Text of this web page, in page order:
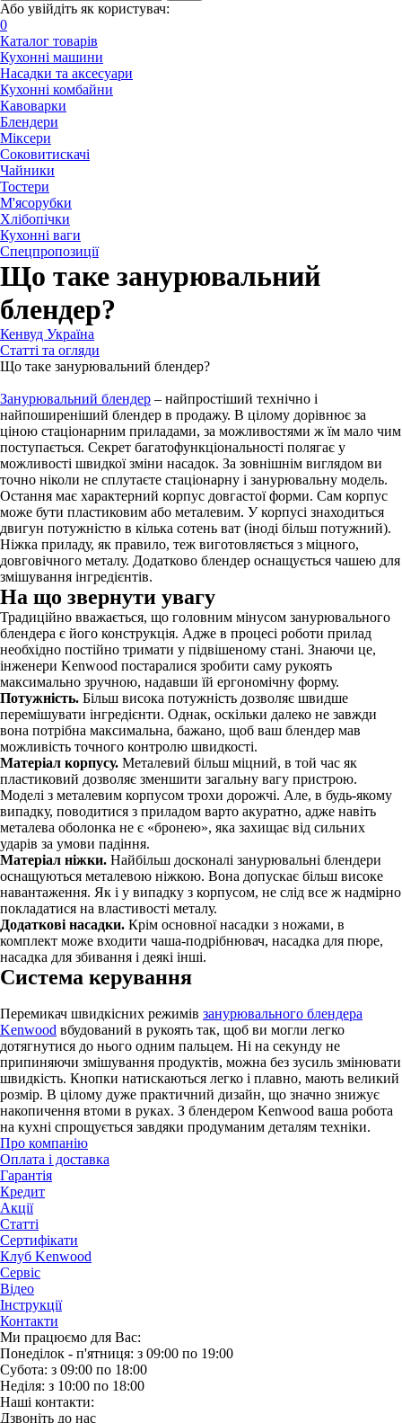
Або увійдіть як користувач:
0
Каталог товарів
Кухонні машини
Насадки та аксесуари
Кухонні комбайни
Кавоварки
Блендери
Міксери
Соковитискачі
Чайники
Тостери
М'ясорубки
Хлібопічки
Кухонні ваги
Спецпропозиції
Що таке занурювальний
блендер?
Кенвуд Україна
Статті та огляди
Що таке занурювальний блендер?
Занурювальний блендер – найпростіший технічно і
найпоширеніший блендер в продажу. В цілому дорівнює за
ціною стаціонарним приладами, за можливостями ж їм мало чим
поступається. Секрет багатофункціональності полягає у
можливості швидкої зміни насадок. За зовнішнім виглядом ви
точно ніколи не сплутаєте стаціонарну і занурювальну модель.
Остання має характерний корпус довгастої форми. Сам корпус
може бути пластиковим або металевим. У корпусі знаходиться
двигун потужністю в кілька сотень ват (іноді більш потужний).
Ніжка приладу, як правило, теж виготовляється з міцного,
довговічного металу. Додатково блендер оснащується чашею для
змішування інгредієнтів.
На що звернути увагу
Традиційно вважається, що головним мінусом занурювального
блендера є його конструкція. Адже в процесі роботи прилад
необхідно постійно тримати у підвішеному стані. Знаючи це,
інженери Kenwood постаралися зробити саму рукоять
максимально зручною, надавши їй ергономічну форму.
Потужність. Більш висока потужність дозволяє швидше
перемішувати інгредієнти. Однак, оскільки далеко не завжди
вона потрібна максимальна, бажано, щоб ваш блендер мав
можливість точного контролю швидкості.
Матеріал корпусу. Металевий більш міцний, в той час як
пластиковий дозволяє зменшити загальну вагу пристрою.
Моделі з металевим корпусом трохи дорожчі. Але, в будь-якому
випадку, поводитися з приладом варто акуратно, адже навіть
металева оболонка не є «бронею», яка захищає від сильних
ударів за умови падіння.
Матеріал ніжки. Найбільш досконалі занурювальні блендери
оснащуються металевою ніжкою. Вона допускає більш високе
навантаження. Як і у випадку з корпусом, не слід все ж надмірно
покладатися на властивості металу.
Додаткові насадки. Крім основної насадки з ножами, в
комплект може входити чаша-подрібнювач, насадка для пюре,
насадка для збивання і деякі інші.
Система керування
Перемикач швидкісних режимів занурювального блендера
Kenwood вбудований в рукоять так, щоб ви могли легко
дотягнутися до нього одним пальцем. Ні на секунду не
припиняючи змішування продуктів, можна без зусиль змінювати
швидкість. Кнопки натискаються легко і плавно, мають великий
розмір. В цілому дуже практичний дизайн, що значно знижує
накопичення втоми в руках. З блендером Kenwood ваша робота
на кухні спрощується завдяки продуманим деталям техніки.
Про компанію
Оплата і доставка
Гарантія
Кредит
Акції
Статті
Сертифікати
Клуб Kenwood
Сервіс
Відео
Інструкції
Контакти
Ми працюємо для Вас:
Понеділок - п'ятниця: з 09:00 по 19:00
Субота: з 09:00 по 18:00
Неділя: з 10:00 по 18:00
Наші контакти:
Дзвонiть до нас